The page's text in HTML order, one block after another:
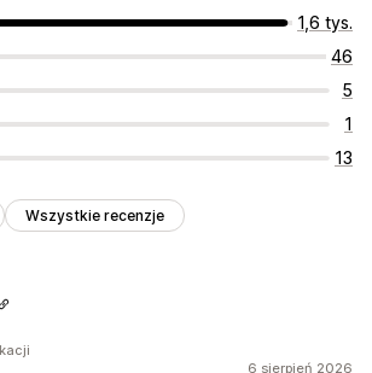
1,6 tys.
46
5
1
13
Wszystkie recenzje
6 sierpień 2026